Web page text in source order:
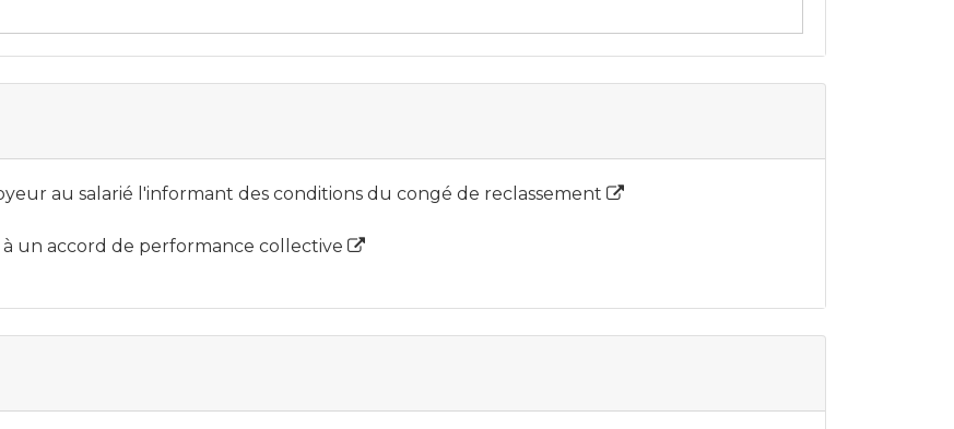
au salarié l'informant des conditions du congé de reclassement
un accord de performance collective